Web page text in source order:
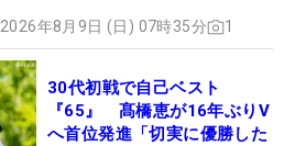
2026年8月9日 (日) 07時35分 1
30代初戦で自己ベスト
『65』 髙橋恵が16年ぶりV
へ首位発進「切実に優勝した